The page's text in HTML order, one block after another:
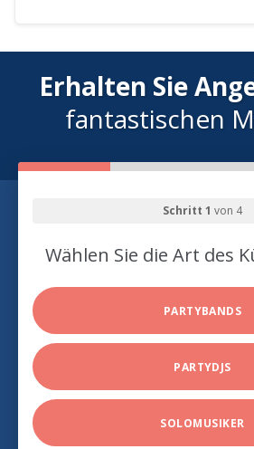
Erhalten Sie
fantastischen
Schritt 1 von 4
Wählen Sie die Art des
PARTYBANDS
PARTYDJS
SOLOMUSIKER